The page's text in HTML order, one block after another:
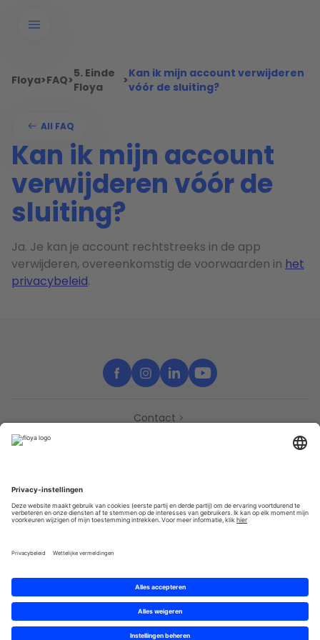
Floya>FAQ>5. Einde
Floya
>Kan ik mijn account verwijderen
vóór de sluiting?
All FAQ
Kan ik mijn account
verwijderen vóór de
sluiting?
Ja. Je kan je account rechtstreeks in de app
verwijderen, overeenkomstig de voorwaarden in het
privacybeleid.
Contact
Partners
Privacy Algemene gebruik­svoor­waarden
© 2025 Brought to you with
by STIB-MIVB and Brussels Mobility